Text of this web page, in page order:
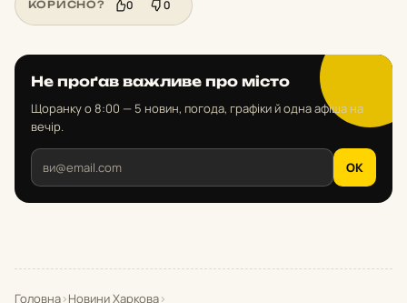
КОРИСНО? 0 0
Не проґав важливе про місто
Щоранку о 8:00 — 5 новин, погода, графіки й одна афіша на
вечір.
OK
Головна›Новини Харкова›